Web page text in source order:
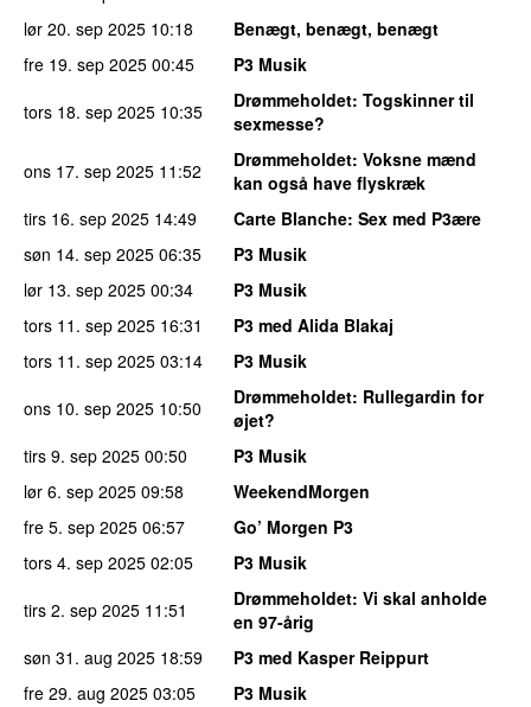
lør 20. sep 2025 10:18
Benægt, benægt, benægt
fre 19. sep 2025 00:45
P3 Musik
tors 18. sep 2025 10:35 Drømmeholdet: Togskinner til
sexmesse?
ons 17. sep 2025 11:52 Drømmeholdet: Voksne mænd
kan også have flyskræk
tirs 16. sep 2025 14:49 Carte Blanche: Sex med P3ære
søn 14. sep 2025 06:35
P3 Musik
lør 13. sep 2025 00:34
P3 Musik
tors 11. sep 2025 16:31
P3 med Alida Blakaj
tors 11. sep 2025 03:14
P3 Musik
ons 10. sep 2025 10:50 Drømmeholdet: Rullegardin for
øjet?
tirs 9. sep 2025 00:50
P3 Musik
lør 6. sep 2025 09:58
WeekendMorgen
fre 5. sep 2025 06:57
Go’ Morgen P3
tors 4. sep 2025 02:05
P3 Musik
tirs 2. sep 2025 11:51 Drømmeholdet: Vi skal anholde
en 97-årig
søn 31. aug 2025 18:59
P3 med Kasper Reippurt
fre 29. aug 2025 03:05
P3 Musik